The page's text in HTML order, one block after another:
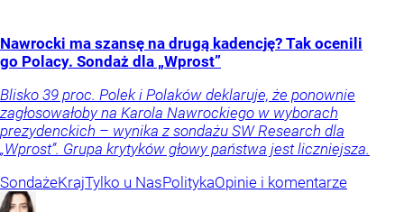
Nawrocki ma szansę na drugą kadencję? Tak ocenili
go Polacy. Sondaż dla „Wprost”
Blisko 39 proc. Polek i Polaków deklaruje, że ponownie
zagłosowałoby na Karola Nawrockiego w wyborach
prezydenckich – wynika z sondażu SW Research dla
„Wprost”. Grupa krytyków głowy państwa jest liczniejsza.
SondażeKrajTylko u NasPolitykaOpinie i komentarze